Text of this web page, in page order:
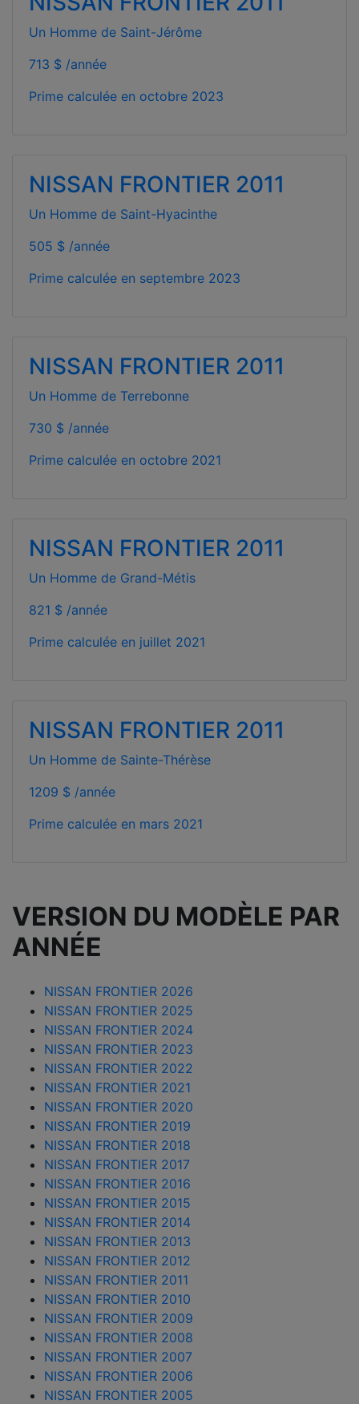
Un Homme de Saint-Jérôme
713 $ /année
Prime calculée en octobre 2023
NISSAN FRONTIER 2011
Un Homme de Saint-Hyacinthe
505 $ /année
Prime calculée en septembre 2023
NISSAN FRONTIER 2011
Un Homme de Terrebonne
730 $ /année
Prime calculée en octobre 2021
NISSAN FRONTIER 2011
Un Homme de Grand-Métis
821 $ /année
Prime calculée en juillet 2021
NISSAN FRONTIER 2011
Un Homme de Sainte-Thérèse
1209 $ /année
Prime calculée en mars 2021
VERSION DU MODÈLE PAR
ANNÉE
NISSAN FRONTIER 2026
NISSAN FRONTIER 2025
NISSAN FRONTIER 2024
NISSAN FRONTIER 2023
NISSAN FRONTIER 2022
NISSAN FRONTIER 2021
NISSAN FRONTIER 2020
NISSAN FRONTIER 2019
NISSAN FRONTIER 2018
NISSAN FRONTIER 2017
NISSAN FRONTIER 2016
NISSAN FRONTIER 2015
NISSAN FRONTIER 2014
NISSAN FRONTIER 2013
NISSAN FRONTIER 2012
NISSAN FRONTIER 2011
NISSAN FRONTIER 2010
NISSAN FRONTIER 2009
NISSAN FRONTIER 2008
NISSAN FRONTIER 2007
NISSAN FRONTIER 2006
NISSAN FRONTIER 2005